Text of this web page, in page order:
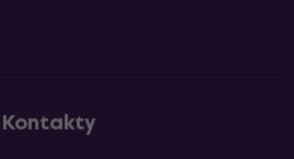
Kontakty